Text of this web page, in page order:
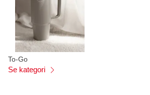
To-Go
Se kategori